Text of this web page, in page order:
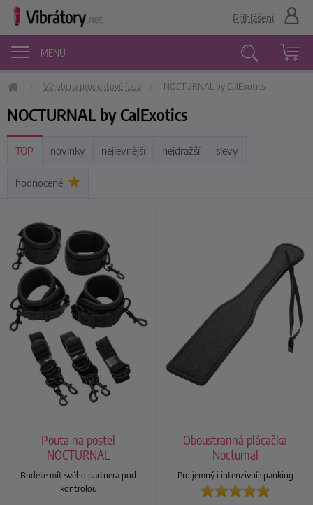
MENU
Vyhledávání
Přihlášení
Výrobci a produktové řady NOCTURNAL by CalExotics
NOCTURNAL by CalExotics
TOP novinky nejlevnější nejdražší slevy
hodnocené
Pouta na postel
NOCTURNAL
Budete mít svého partnera pod
kontrolou
Oboustranná plácačka
Nocturnal
Pro jemný i intenzivní spanking